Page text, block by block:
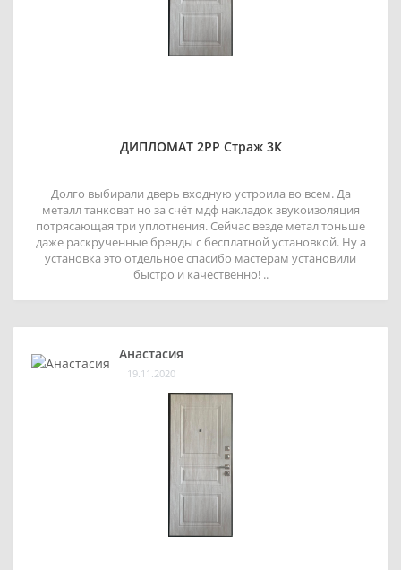
ДИПЛОМАТ 2РР Страж 3К
Долго выбирали дверь входную устроила во всем. Да
металл танковат но за счёт мдф накладок звукоизоляция
потрясающая три уплотнения. Сейчас везде метал тоньше
даже раскрученные бренды с бесплатной установкой. Ну а
установка это отдельное спасибо мастерам установили
быстро и качественно! ..
Анастасия
19.11.2020